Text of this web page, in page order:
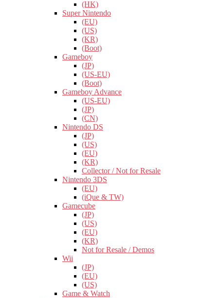
(HK)
Super Nintendo
(EU)
(US)
(KR)
(Boot)
Gameboy
(JP)
(US-EU)
(Boot)
Gameboy Advance
(US-EU)
(JP)
(CN)
Nintendo DS
(JP)
(US)
(EU)
(KR)
Collector / Not for Resale
Nintendo 3DS
(EU)
(iQue & TW)
Gamecube
(JP)
(US)
(EU)
(KR)
Not for Resale / Demos
Wii
(JP)
(EU)
(US)
Game & Watch